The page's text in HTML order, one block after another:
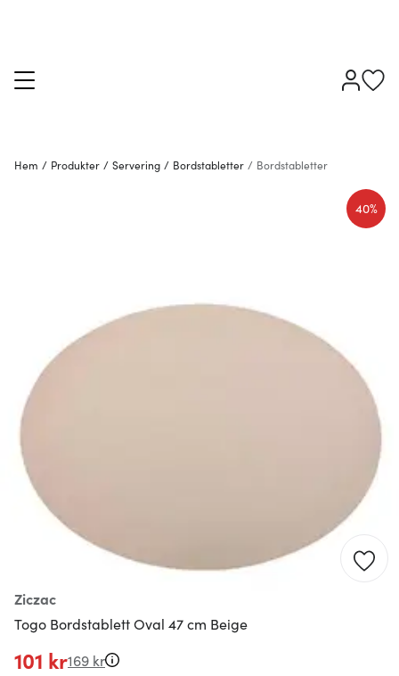
Hem / Produkter / Servering / Bordstabletter / Bordstabletter
Ziczac
Togo Bordstablett Oval 47 cm Beige
40%
101 kr169 kr